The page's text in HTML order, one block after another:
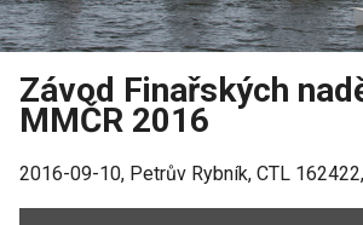
Závod Finařských
MMČR 2016
2016-09-10, Petrův Rybník, CTL 162422